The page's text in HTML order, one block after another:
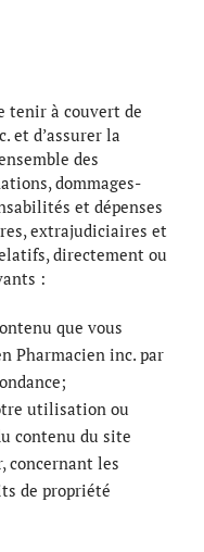
tenir à couvert de
et d’assurer la
des
dommages-
et dépenses
extrajudiciaires et
directement ou
:
que vous
Pharmacien inc. par
utilisation ou
contenu du site
concernant les
de propriété